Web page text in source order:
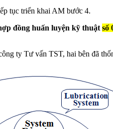
tục triển khai AM bước 4.
đồng huấn luyện kỹ thuật số
ty Tư vấn TST, hai bên đã